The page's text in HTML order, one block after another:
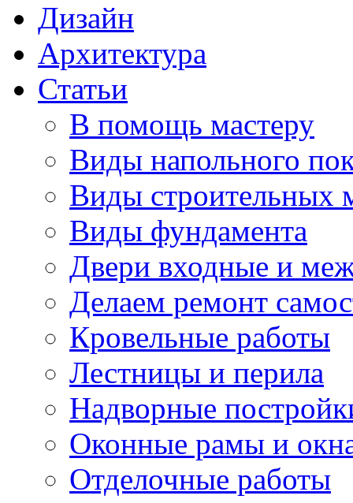
Дизайн
Архитектура
Статьи
В помощь мастеру
Виды напольного
Виды строительных
Виды фундамента
Двери входные и
Делаем ремонт
Кровельные работы
Лестницы и перила
Надворные
Оконные рамы и
Отделочные работы